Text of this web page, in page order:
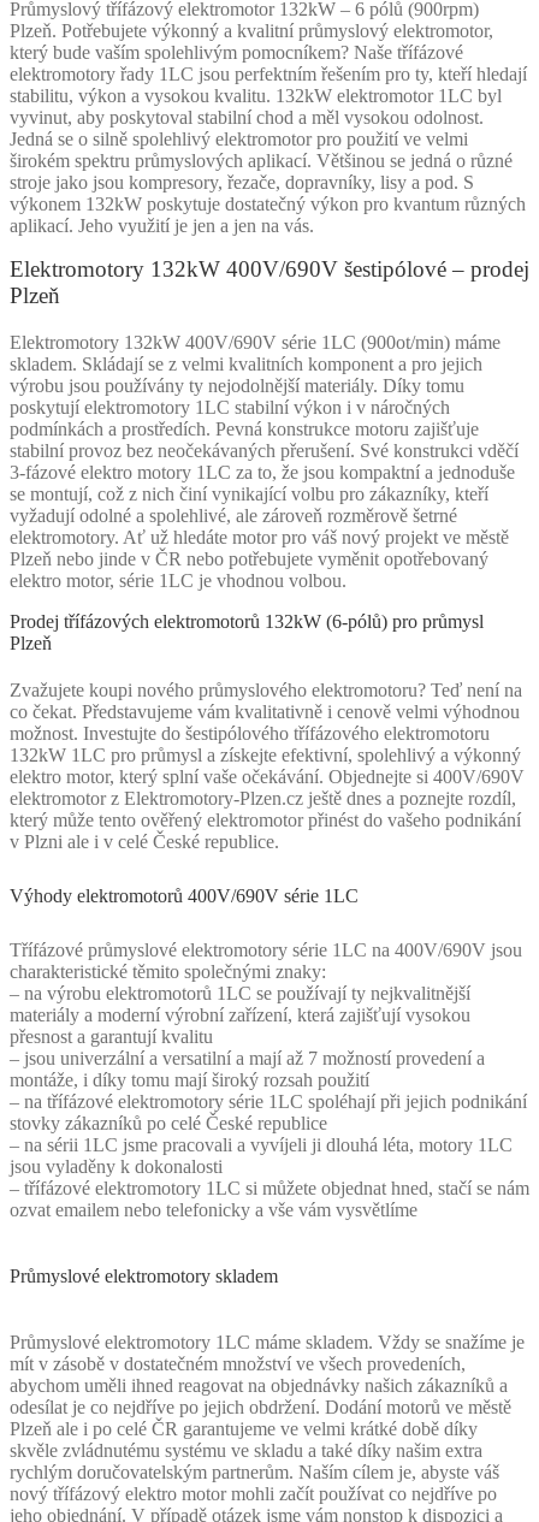
Průmyslový třífázový elektromotor 132kW – 6 pólů (900rpm)
Plzeň. Potřebujete výkonný a kvalitní průmyslový elektromotor,
který bude vaším spolehlivým pomocníkem? Naše třífázové
elektromotory řady 1LC jsou perfektním řešením pro ty, kteří hledají
stabilitu, výkon a vysokou kvalitu. 132kW elektromotor 1LC byl
vyvinut, aby poskytoval stabilní chod a měl vysokou odolnost.
Jedná se o silně spolehlivý elektromotor pro použití ve velmi
širokém spektru průmyslových aplikací. Většinou se jedná o různé
stroje jako jsou kompresory, řezače, dopravníky, lisy a pod. S
výkonem 132kW poskytuje dostatečný výkon pro kvantum různých
aplikací. Jeho využití je jen a jen na vás.
Elektromotory 132kW 400V/690V šestipólové – prodej
Plzeň
Elektromotory 132kW 400V/690V série 1LC (900ot/min) máme
skladem. Skládají se z velmi kvalitních komponent a pro jejich
výrobu jsou používány ty nejodolnější materiály. Díky tomu
poskytují elektromotory 1LC stabilní výkon i v náročných
podmínkách a prostředích. Pevná konstrukce motoru zajišťuje
stabilní provoz bez neočekávaných přerušení. Své konstrukci vděčí
3-fázové elektro motory 1LC za to, že jsou kompaktní a jednoduše
se montují, což z nich činí vynikající volbu pro zákazníky, kteří
vyžadují odolné a spolehlivé, ale zároveň rozměrově šetrné
elektromotory. Ať už hledáte motor pro váš nový projekt ve městě
Plzeň nebo jinde v ČR nebo potřebujete vyměnit opotřebovaný
elektro motor, série 1LC je vhodnou volbou.
Prodej třífázových elektromotorů 132kW (6-pólů) pro průmysl
Plzeň
Zvažujete koupi nového průmyslového elektromotoru? Teď není na
co čekat. Představujeme vám kvalitativně i cenově velmi výhodnou
možnost. Investujte do šestipólového třífázového elektromotoru
132kW 1LC pro průmysl a získejte efektivní, spolehlivý a výkonný
elektro motor, který splní vaše očekávání. Objednejte si 400V/690V
elektromotor z Elektromotory-Plzen.cz ještě dnes a poznejte rozdíl,
který může tento ověřený elektromotor přinést do vašeho podnikání
v Plzni ale i v celé České republice.
Výhody elektromotorů 400V/690V série 1LC
Třífázové průmyslové elektromotory série 1LC na 400V/690V jsou
charakteristické těmito společnými znaky:
– na výrobu elektromotorů 1LC se používají ty nejkvalitnější
materiály a moderní výrobní zařízení, která zajišťují vysokou
přesnost a garantují kvalitu
– jsou univerzální a versatilní a mají až 7 možností provedení a
montáže, i díky tomu mají široký rozsah použití
– na třífázové elektromotory série 1LC spoléhají při jejich podnikání
stovky zákazníků po celé České republice
– na sérii 1LC jsme pracovali a vyvíjeli ji dlouhá léta, motory 1LC
jsou vyladěny k dokonalosti
– třífázové elektromotory 1LC si můžete objednat hned, stačí se nám
ozvat emailem nebo telefonicky a vše vám vysvětlíme
Průmyslové elektromotory skladem
Průmyslové elektromotory 1LC máme skladem. Vždy se snažíme je
mít v zásobě v dostatečném množství ve všech provedeních,
abychom uměli ihned reagovat na objednávky našich zákazníků a
odesílat je co nejdříve po jejich obdržení. Dodání motorů ve městě
Plzeň ale i po celé ČR garantujeme ve velmi krátké době díky
skvěle zvládnutému systému ve skladu a také díky našim extra
rychlým doručovatelským partnerům. Naším cílem je, abyste váš
nový třífázový elektro motor mohli začít používat co nejdříve po
jeho objednání. V případě otázek jsme vám nonstop k dispozici a